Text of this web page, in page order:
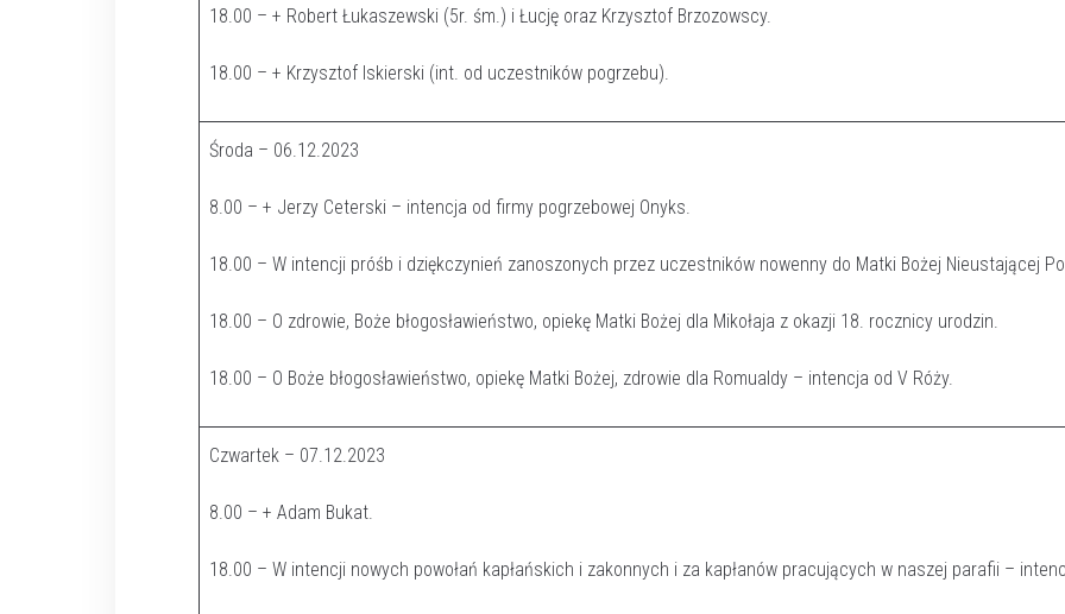
18.00 – + Robert Łukaszewski (5r. śm.) i Łucję oraz Krzysztof Brzozowscy.
18.00 – + Krzysztof Iskierski (int. od uczestników pogrzebu).
Środa – 06.12.2023
8.00 – + Jerzy Ceterski – intencja od firmy pogrzebowej Onyks.
18.00 – W intencji próśb i dziękczynień zanoszonych przez uczestników nowenny do Matki Bożej Nieustającej
18.00 – O zdrowie, Boże błogosławieństwo, opiekę Matki Bożej dla Mikołaja z okazji 18. rocznicy urodzin.
18.00 – O Boże błogosławieństwo, opiekę Matki Bożej, zdrowie dla Romualdy – intencja od V Róży.
Czwartek – 07.12.2023
8.00 – + Adam Bukat.
18.00 – W intencji nowych powołań kapłańskich i zakonnych i za kapłanów pracujących w naszej parafii –